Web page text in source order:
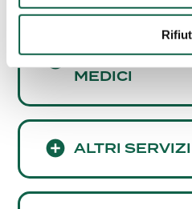
MEDICI
ALTRI SERVIZI